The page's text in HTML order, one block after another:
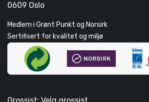
0609 Oslo
Medlem i Grønt Punkt og Norsirk
Sertifisert for kvalitet og miljø